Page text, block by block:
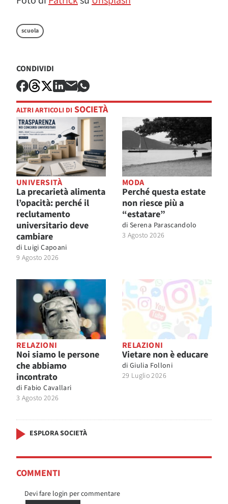
scuola
CONDIVIDI
ALTRI ARTICOLI DI SOCIETÀ
UNIVERSITÀ
La precarietà alimenta
l’opacità: perché il
reclutamento
universitario deve
cambiare
di Luigi Capoani
9 Agosto 2026
MODA
Perché questa estate
non riesce più a
“estatare”
di Serena Parascandolo
3 Agosto 2026
RELAZIONI
Noi siamo le persone
che abbiamo
incontrato
di Fabio Cavallari
3 Agosto 2026
RELAZIONI
Vietare non è educare
di Giulia Folloni
29 Luglio 2026
ESPLORA SOCIETÀ
COMMENTI
Devi fare login per commentare